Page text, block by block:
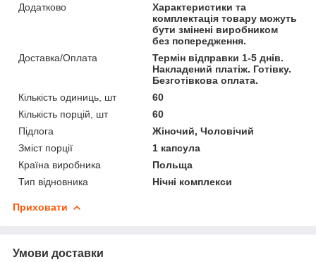
Додатково
Характеристики та
комплектація товару можуть
бути змінені виробником
без попередження.
Доставка/Оплата
Термін відправки 1-5 днів.
Накладений платіж. Готівку.
Безготівкова оплата.
Кількість одиниць, шт
60
Кількість порцій, шт
60
Підлога
Жіночий, Чоловічий
Зміст порції
1 капсула
Країна виробника
Польща
Тип відновника
Нічні комплекси
Приховати
Умови доставки